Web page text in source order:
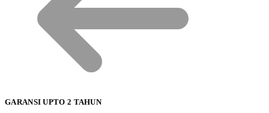
GARANSI UPTO 2 TAHUN